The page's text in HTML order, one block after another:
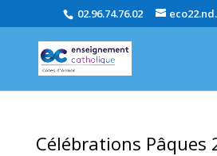
02.96.74.76.02
Célébrations Pâques